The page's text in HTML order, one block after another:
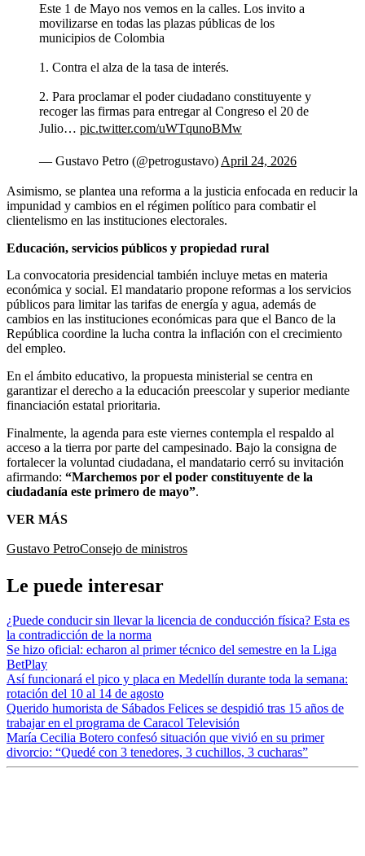
Este 1 de Mayo nos vemos en la calles. Los invito a
movilizarse en todas las plazas públicas de los
municipios de Colombia
1. Contra el alza de la tasa de interés.
2. Para proclamar el poder ciudadano constituyente y
recoger las firmas para entregar al Congreso el 20 de
Julio… pic.twitter.com/uWTqunoBMw
— Gustavo Petro (@petrogustavo) April 24, 2026
Asimismo, se plantea una reforma a la justicia enfocada en reducir la
impunidad y cambios en el régimen político para combatir el
clientelismo en las instituciones electorales.
Educación, servicios públicos y propiedad rural
La convocatoria presidencial también incluye metas en materia
económica y social. El mandatario propone reformas a los servicios
públicos para limitar las tarifas de energía y agua, además de
cambios en las instituciones económicas para que el Banco de la
República coordine la lucha contra la inflación con el crecimiento
del empleo.
En el ámbito educativo, la propuesta ministerial se centra en
garantizar el derecho a la educación preescolar y superior mediante
financiación estatal prioritaria.
Finalmente, la agenda para este viernes contempla el respaldo al
acceso a la tierra por parte del campesinado. Bajo la consigna de
fortalecer la voluntad ciudadana, el mandatario cerró su invitación
afirmando: “Marchemos por el poder constituyente de la
ciudadanía este primero de mayo”.
VER MÁS
Gustavo PetroConsejo de ministros
Le puede interesar
¿Puede conducir sin llevar la licencia de conducción física? Esta es
la contradicción de la norma
Se hizo oficial: echaron al primer técnico del semestre en la Liga
BetPlay
Así funcionará el pico y placa en Medellín durante toda la semana:
rotación del 10 al 14 de agosto
Querido humorista de Sábados Felices se despidió tras 15 años de
trabajar en el programa de Caracol Televisión
María Cecilia Botero confesó situación que vivió en su primer
divorcio: “Quedé con 3 tenedores, 3 cuchillos, 3 cucharas”